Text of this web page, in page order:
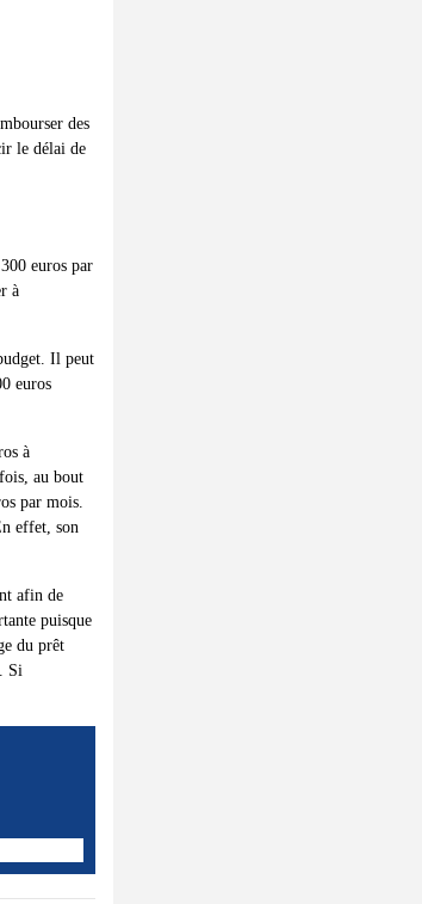
des
le délai de
euros par
à
Il peut
euros
à
au bout
par mois.
effet, son
afin de
puisque
du prêt
Si